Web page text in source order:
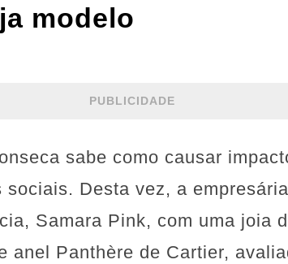
modelo
PUBLICIDADE
sabe como causar
Desta vez, a
Samara Pink, com uma joia
anel Panthère de Cartier,